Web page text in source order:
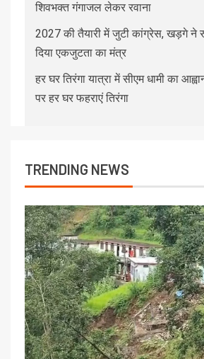
शिवभक्त गंगाजल लेकर रवाना
2027 की तैयारी में जुटी कांग्रेस, खड़गे ने
दिया एकजुटता का मंत्र
हर घर तिरंगा यात्रा में सीएम धामी का
पर हर घर फहराएं तिरंगा
TRENDING NEWS